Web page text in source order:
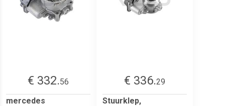
€ 332.56
mercedes
€ 336.29
Stuurklep,